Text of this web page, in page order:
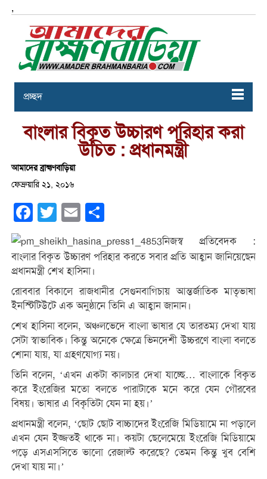
,
প্রচ্ছদ
বাংলার বিকৃত উচ্চারণ পরিহার করা
উচিত : প্রধানমন্ত্রী
আমাদের ব্রাহ্মণবাড়িয়া
ফেব্রুয়ারি ২১, ২০১৬
Facebook
Twitter Email
নিজস্ব প্রতিবেদক :
বাংলার বিকৃত উচ্চারণ পরিহার করতে সবার প্রতি আহ্বান জানিয়েছেন
প্রধানমন্ত্রী শেখ হাসিনা।
রোববার বিকালে রাজধানীর সেগুনবাগিচায় আন্তর্জাতিক মাতৃভাষা
ইনস্টিটিউটে এক অনুষ্ঠানে তিনি এ আহ্বান জানান।
শেখ হাসিনা বলেন, অঞ্চলভেদে বাংলা ভাষার যে তারতম্য দেখা যায়
সেটা স্বাভাবিক। কিন্তু অনেকে ক্ষেত্রে ভিনদেশী উচ্চরণে বাংলা বলতে
শোনা যায়, যা গ্রহণযোগ্য নয়।
তিনি বলেন, ‘এখন একটা কালচার দেখা যাচ্ছে… বাংলাকে বিকৃত
করে ইংরেজির মতো বলতে পারাটাকে মনে করে যেন গৌরবের
বিষয়। ভাষার এ বিকৃতিটা যেন না হয়।’
প্রধানমন্ত্রী বলেন, ‘ছোট ছোট বাচ্চাদের ইংরেজি মিডিয়ামে না পড়ালে
এখন যেন ইজ্জতই থাকে না। কয়টা ছেলেমেয়ে ইংরেজি মিডিয়ামে
পড়ে এসএসসিতে ভালো রেজাল্ট করেছে? তেমন কিন্তু খুব বেশি
দেখা যায় না।’